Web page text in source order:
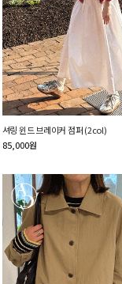
셔링 윈드 브레이커 점퍼 (2col)
85,000원